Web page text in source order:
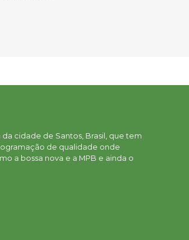
cidade de Santos, Brasil, que tem
de qualidade onde
a bossa nova e a MPB e ainda o